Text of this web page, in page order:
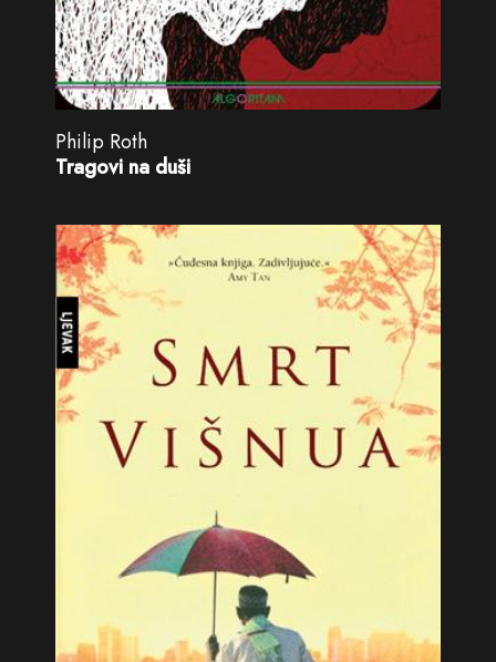
Philip Roth
Tragovi na duši